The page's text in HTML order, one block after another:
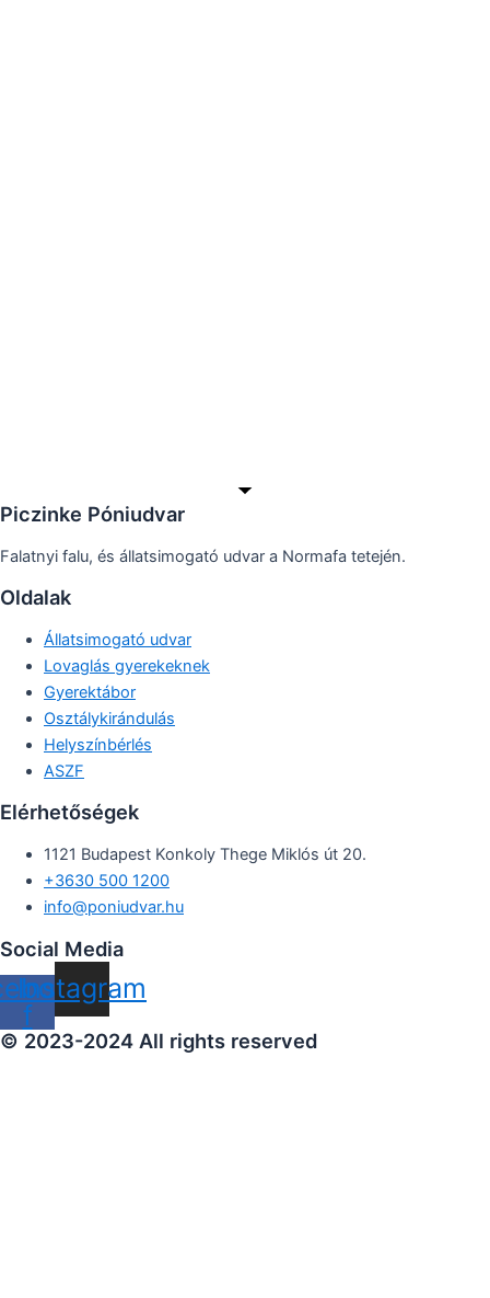
Piczinke Póniudvar
Falatnyi falu, és állatsimogató udvar a Normafa tetején.
Oldalak
Állatsimogató udvar
Lovaglás gyerekeknek
Gyerektábor
Osztálykirándulás
Helyszínbérlés
ASZF
Elérhetőségek
1121 Budapest Konkoly Thege Miklós út 20.
+3630 500 1200
info@poniudvar.hu
Social Media
f
Instagram
© 2023-2024 All rights reserved